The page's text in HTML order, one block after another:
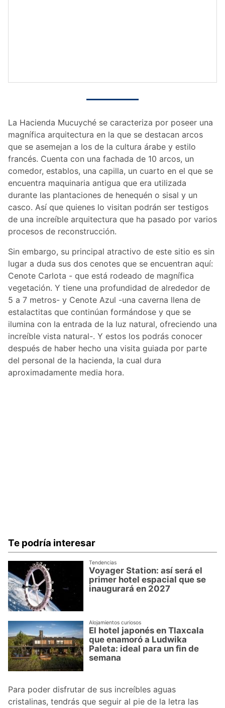
La Hacienda Mucuyché se caracteriza por poseer una
magnífica arquitectura en la que se destacan arcos
que se asemejan a los de la cultura árabe y estilo
francés. Cuenta con una fachada de 10 arcos, un
comedor, establos, una capilla, un cuarto en el que se
encuentra maquinaria antigua que era utilizada
durante las plantaciones de henequén o sisal y un
casco. Así que quienes lo visitan podrán ser testigos
de una increíble arquitectura que ha pasado por varios
procesos de reconstrucción.
Sin embargo, su principal atractivo de este sitio es sin
lugar a duda sus dos cenotes que se encuentran aquí:
Cenote Carlota - que está rodeado de magnífica
vegetación. Y tiene una profundidad de alrededor de
5 a 7 metros- y Cenote Azul -una caverna llena de
estalactitas que continúan formándose y que se
ilumina con la entrada de la luz natural, ofreciendo una
increíble vista natural-. Y estos los podrás conocer
después de haber hecho una visita guiada por parte
del personal de la hacienda, la cual dura
aproximadamente media hora.
Te podría interesar
Tendencias
Voyager Station: así será el
primer hotel espacial que se
inaugurará en 2027
Alojamientos curiosos
El hotel japonés en Tlaxcala
que enamoró a Ludwika
Paleta: ideal para un fin de
semana
Para poder disfrutar de sus increíbles aguas
cristalinas, tendrás que seguir al pie de la letra las